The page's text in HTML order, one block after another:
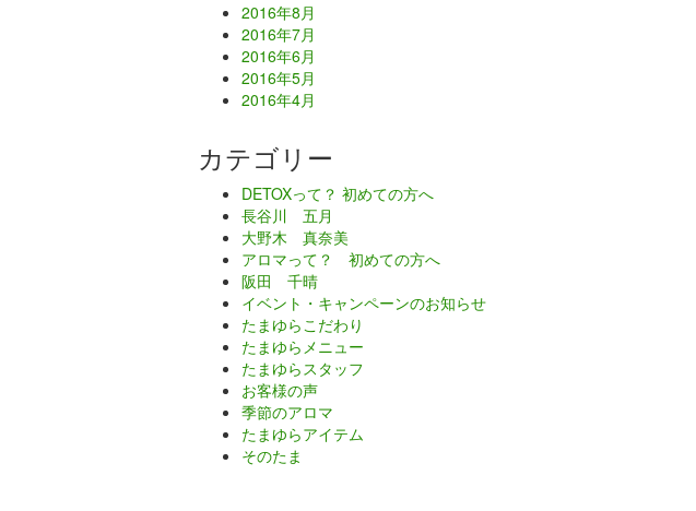
2016年8月
2016年7月
2016年6月
2016年5月
2016年4月
カテゴリー
DETOXって？ 初めての方へ
長谷川 五月
大野木 真奈美
アロマって？ 初めての方へ
阪田 千晴
イベント・キャンペーンのお知らせ
たまゆらこだわり
たまゆらメニュー
たまゆらスタッフ
お客様の声
季節のアロマ
たまゆらアイテム
そのたま